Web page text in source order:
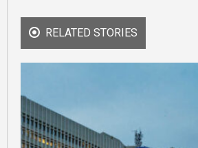
RELATED STORIES